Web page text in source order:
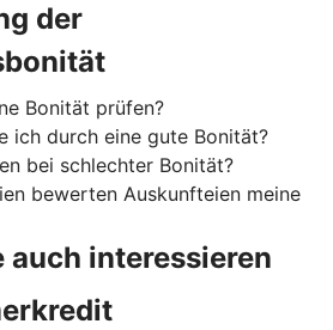
der
Bonität prüfen?
ich durch eine gute Bonität?
bei schlechter Bonität?
bewerten Auskunfteien meine
auch interessieren